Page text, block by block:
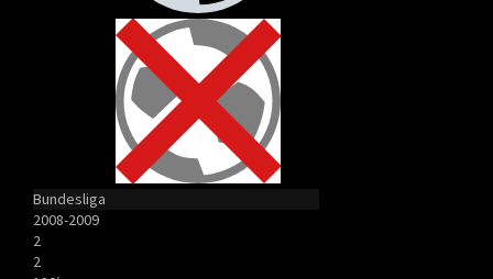
Bundesliga
2008-2009
2
2